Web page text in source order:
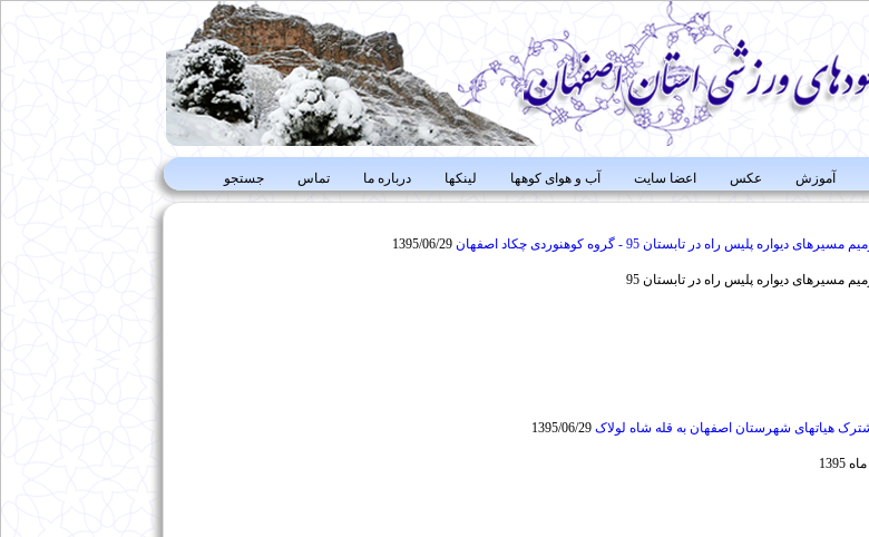
آموزش عکس اعضا سایت آب و هوای کوهها لینکها درباره ما تماس جستجو
دیواره پلیس راه در تابستان 95 - گروه کوهنوردی چکاد اصفهان 1395/06/29
مسیرهای دیواره پلیس راه در تابستان 95
هیاتهای شهرستان اصفهان به قله شاه لولاک 1395/06/29